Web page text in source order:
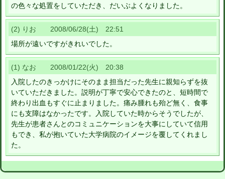
の色々な処置をしていただき、だいぶよくなりました。
(2) りお 2008/06/28(土) 22:51
場所が遠いですがきれいでした。
(1) なお 2008/01/22(火) 20:38
入院したのきっかけにそのまま担当だった先生に親知らずを抜
いていただきました。説明が丁寧で安心できたのと、短時間で
終わり出血もすぐに止まりました。痛み腫れも殆ど無く、食事
にも支障はなかったです。入院していた時からそうでしたが、
先生が患者さんとのコミュニケーションを大事にしていて信用
もでき、私が抱いていた大学病院のイメージを覆してくれまし
た。